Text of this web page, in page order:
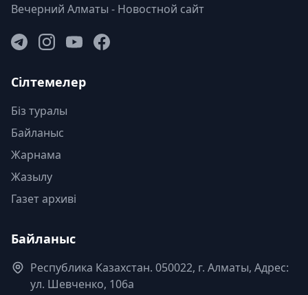
Вечерний Алматы - Новостной сайт
Сілтемелер
Біз туралы
Байланыс
Жарнама
Жазылу
Газет архиві
Байланыс
Республика Казахстан. 050022, г. Алматы, Адрес:
ул. Шевченко, 106а